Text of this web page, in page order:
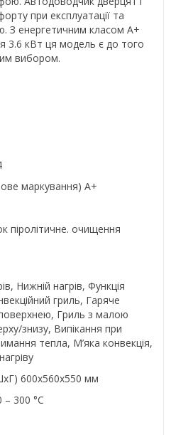
при експлуатації та
З енергетичним класом A+
3.6 кВт ця модель є до того
вибором.
маркування) A+
піролітичне. очищення
Нижній нагрів, Функція
гриль, Гаряче
Гриль з малою
знизу, Випікання при
тепла, М’яка конвекція,
600x560x550 мм
300 °C